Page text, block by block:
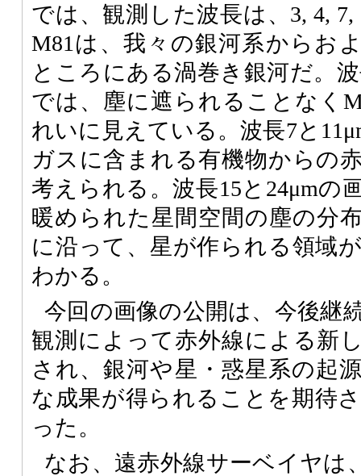
では、観測した波長は、3, 4, 7,
M81は、我々の銀河系からお
ところにある渦巻き銀河だ。
では、塵に遮られることなく
れいに見えている。波長7と
ガスに含まれる有機物からの
考えられる。波長15と24μmの
暖められた星間空間の塵の分
に沿って、星が作られる領域
わかる。
今回の画像の公開は、今後継
観測によって赤外線による新
され、銀河や星・惑星系の起
な成果が得られることを期待
った。
なお、遠赤外線サーベイヤは